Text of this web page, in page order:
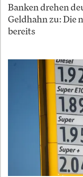
Banken drehen
Geldhahn zu: Die
bereits